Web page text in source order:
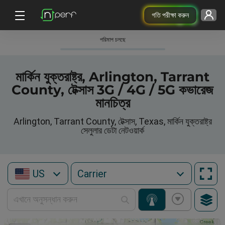
গতি পরীক্ষা করুন
পরিমাপ চলছে
মার্কিন যুক্তরাষ্ট্র, Arlington, Tarrant
County, টেক্সাস 3G / 4G / 5G কভারেজ
মানচিত্র
Arlington, Tarrant County, টেক্সাস, Texas, মার্কিন যুক্তরাষ্ট্র
সেলুলার ডেটা নেটওয়ার্ক
US